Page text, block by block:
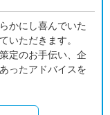
かにし喜んでいた
いただきます。
定のお手伝い、企
ったアドバイスを